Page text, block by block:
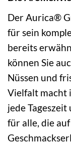
Der Aurica®
für sein
bereits
können Sie
Nüssen und
Vielfalt macht
jede
für alle, die